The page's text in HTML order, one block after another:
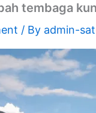
tembaga
/ By admin-